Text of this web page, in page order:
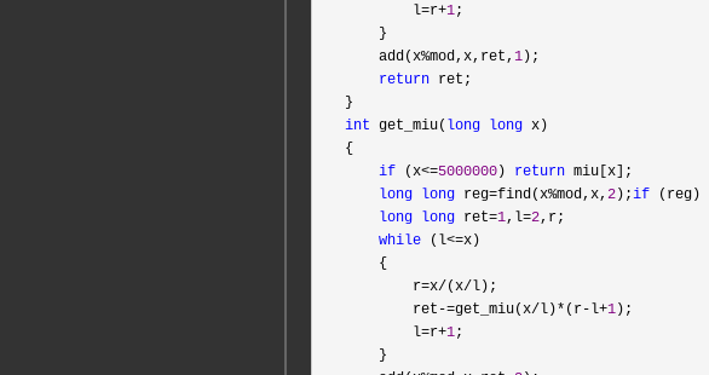
        l
=r+1;
    }
    add(x
%mod,x,ret, 1);
return ret;
int get_miu( long long x)
{
if (x<=5000000) return miu[x];
long
long reg=find(x%mod,x, 2);if (reg)
long
long ret=1,l=2,r;
while (l<=x)
    {
        r
=x/(x/l);
        ret
-=get_miu(x/l)*(r-l+1);
        l
=r+1;
    }